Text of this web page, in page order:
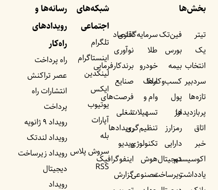
بخش‌ها
تیتر
یک
انتخاب
سردبیر
تازه‌ها
پربازدید‌ها
اتاق
خبر
اکوسیستم
یادداشت‌
فین‌تک
بورس
بیمه
کسب‌وکار‌ها
پول
ارز
رمزارز
دارایی
دیجیتال
زیرساخت
سرمایه‌گذاری
طلا
خودرو
ملک
وام و
تسهیلات
تنظیم‌گری
تکنولوژی
هوش
مصنوعی
اقتصاد
نوآوری
برندکارفرمایی
صنایع
فرصت‌های
شغلی
رویداد‌ها
ویدیو
اینفوگرافیک
گزارش
شبکه‌های
اجتماعی
تلگرام
اینستاگرام
لینکدین
ایکس
یوتیوب
آپارات
بله
سروش پلاس
RSS
رسانه‌ها و
رویداد‌های
راه‌کار
راه پرداخت
عصر تراکنش
انتشارات راه
پرداخت
رویداد ۹ ژانویه
رویداد لندتک
رویداد زیرساخت
دیجیتال
رویداد